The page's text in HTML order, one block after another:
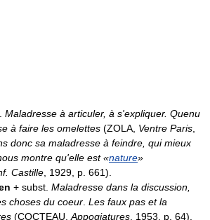
Maladresse à articuler, à s'expliquer. Quenu
à faire les omelettes (ZOLA, Ventre Paris
donc sa maladresse à feindre, qui mieux
montre qu'elle est «nature»
Castille , 1929, p. 661).
+ subst. Maladresse dans la discussion,
choses du coeur Les faux pas et la
(COCTEAU, Appogiatures , 1953, p. 64).